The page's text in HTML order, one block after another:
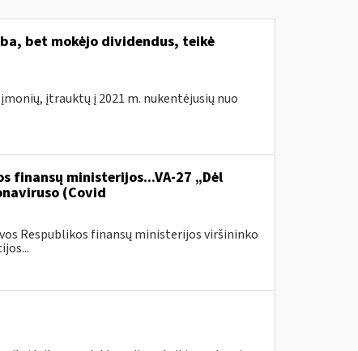
bet mokėjo dividendus, teikė
įtrauktų į 2021 m. nukentėjusių nuo
finansų ministerijos...VA-27 „Dėl
(Covid
Respublikos finansų ministerijos viršininko